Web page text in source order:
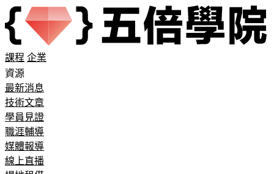
課程 企業
資源
最新消息
技術文章
學員見證
職涯輔導
媒體報導
線上直播